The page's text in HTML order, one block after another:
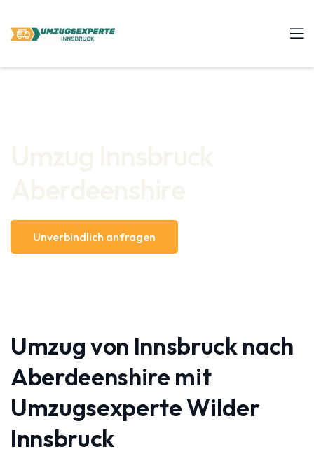
Unverbindlich anfragen
Umzug von Innsbruck nach
Aberdeenshire mit
Umzugsexperte Wilder
Innsbruck